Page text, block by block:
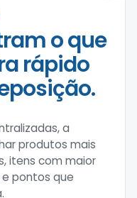
o que
rápido
a
produtos mais
itens com maior
pontos que